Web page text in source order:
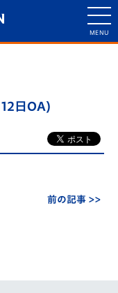
日OA)
前の記事 >>